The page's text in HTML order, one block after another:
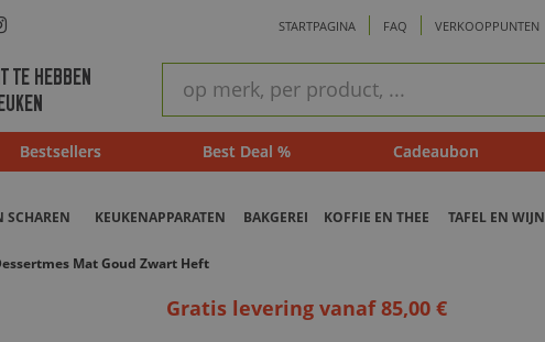
STARTPAGINA FAQ VERKOOPPUNTEN
TE HEBBEN
zoeken
Bestsellers Best Deal % Cadeaubon
SCHAREN KEUKENAPPARATEN BAKGEREI KOFFIE EN THEE TAFEL EN WIJN
Mat Goud Zwart Heft
Gratis levering vanaf 85,00 €